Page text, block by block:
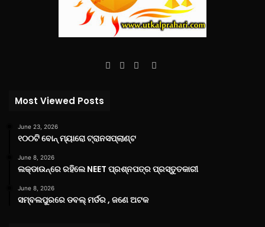
Facebook
TwitterYouTube
Instagram
Most Viewed Posts
June 23, 2026
୧୦୦ଟି ବୋନ୍ ମ୍ୟାରୋ ଟ୍ରାନସପ୍ଲାଣ୍ଟ
June 8, 2026
ଲକ୍‌ଡାଉନ୍‌ରେ ରହିଲେ NEET ପ୍ରଶ୍ନପତ୍ର ପ୍ରସ୍ତୁତକାରୀ
June 8, 2026
ସମ୍ବଲପୁରରେ ଡବଲ୍ ମର୍ଡର , ଜଣେ ଅଟକ